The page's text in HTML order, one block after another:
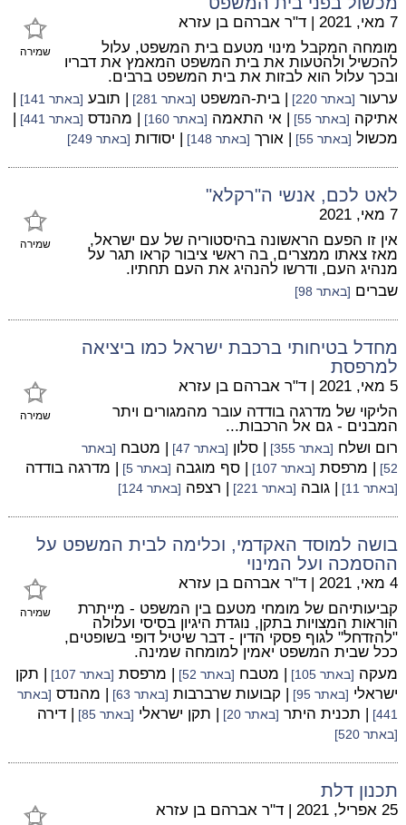
שמירה
7 מאי, 2021 | ד"ר אברהם בן עזרא
מומחה המקבל מינוי מטעם בית המשפט, עלול
להכשיל ולהטעות את בית המשפט המאמץ את דבריו
ובכך עלול הוא לבזות את בית המשפט ברבים.
ערעור [באתר 220] | בית-המשפט [באתר 281] | תובע [באתר 141]
|
אתיקה [באתר 55] | אי התאמה [באתר 160] | מהנדס [באתר 441]
|
מכשול [באתר 55] | אורך [באתר 148] | יסודות [באתר 249]
לאט לכם, אנשי ה"רקלא"
שמירה
7 מאי, 2021
אין זו הפעם הראשונה בהיסטוריה של עם ישראל,
מאז צאתו ממצרים, בה ראשי ציבור קראו תגר על
מנהיג העם, ודרשו להנהיג את העם תחתיו.
שברים [באתר 98]
מחדל בטיחותי ברכבת ישראל כמו ביציאה
למרפסת
שמירה
5 מאי, 2021 | ד"ר אברהם בן עזרא
הליקוי של מדרגה בודדה עובר מהמגורים ויתר
המבנים - גם אל הרכבות...
רום ושלח [באתר 355] | סלון [באתר 47] | מטבח [באתר
52]
| מרפסת [באתר 107] | סף מוגבה [באתר 5] | מדרגה בודדה
[באתר 11] | גובה [באתר 221] | רצפה [באתר 124]
בושה למוסד האקדמי, וכלימה לבית המשפט על
ההסמכה ועל המינוי
שמירה
4 מאי, 2021 | ד"ר אברהם בן עזרא
קביעותיהם של מומחי מטעם בין המשפט - מייתרת
הוראות המצויות בתקן, נוגדת היגיון בסיסי ועלולה
"להזדחל" לגוף פסקי הדין - דבר שיטיל דופי בשופטים,
ככל שבית המשפט יאמין למומחה שמינה.
מעקה [באתר 105] | מטבח [באתר 52] | מרפסת [באתר 107]
| תקן
ישראלי [באתר 95] | קבועות שרברבות [באתר 63] | מהנדס [באתר
441]
| תכנית היתר [באתר 20] | תקן ישראלי [באתר 85] | דירה
[באתר 520]
תכנון דלת
25 אפריל, 2021 | ד"ר אברהם בן עזרא